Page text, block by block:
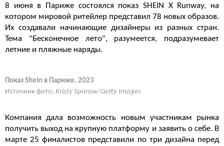
8 июня в Париже состоялся показ SHEIN X Runway, на
котором мировой ритейлер представил 78 новых образов.
Их создавали начинающие дизайнеры из разных стран.
Тема "Бесконечное лето", разумеется, подразумевает
летние и пляжные наряды.
Показ Shein в Париже, 2023
Источник фото: Kristy Sparow/Getty Images
Компания дала возможность новым участникам рынка
получить выход на крупную платформу и заявить о себе. В
марте 25 финалистов представили по три дизайна перед